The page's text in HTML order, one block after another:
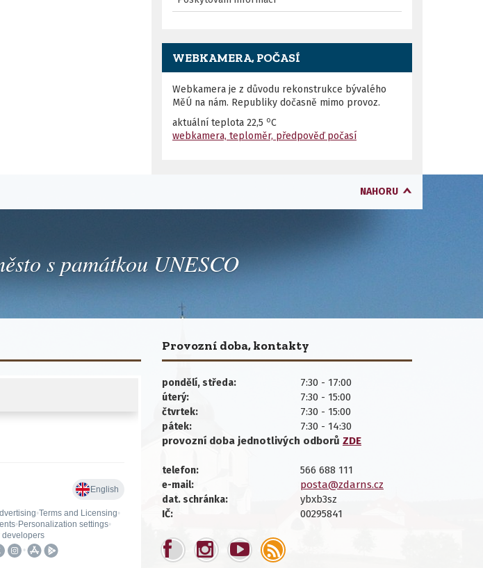
WEBKAMERA, POČASÍ
Webkamera je z důvodu rekonstrukce bývalého
MěÚ na nám. Republiky dočasně mimo provoz.
aktuální teplota 22,5 oC
webkamera, teploměr, předpověď počasí
NAHORU
s památkou UNESCO
Provozní doba, kontakty
pondělí, středa: 7:30 - 17:00
úterý: 7:30 - 15:00
čtvrtek: 7:30 - 15:00
pátek:
7:30 - 14:30
provozní doba jednotlivých odborů ZDE
telefon: 566 688 111
e-mail: posta@zdarns.cz
dat. schránka: ybxb3sz
IČ: 00295841